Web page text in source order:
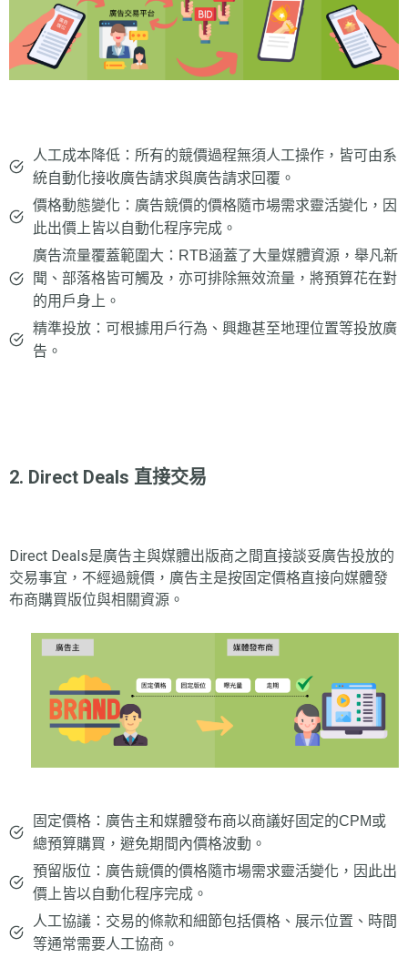
人工成本降低：所有的競價過程無須人工操作，皆可由系
統自動化接收廣告請求與廣告請求回覆。
價格動態變化：廣告競價的價格隨市場需求靈活變化，因
此出價上皆以自動化程序完成。
廣告流量覆蓋範圍大：RTB涵蓋了大量媒體資源，舉凡新
聞、部落格皆可觸及，亦可排除無效流量，將預算花在對
的用戶身上。
精準投放：可根據用戶行為、興趣甚至地理位置等投放廣
告。
2. Direct Deals 直接交易
Direct Deals是廣告主與媒體出版商之間直接談妥廣告投放的
交易事宜，不經過競價，廣告主是按固定價格直接向媒體發
布商購買版位與相關資源。
固定價格：廣告主和媒體發布商以商議好固定的CPM或
總預算購買，避免期間內價格波動。
預留版位：廣告競價的價格隨市場需求靈活變化，因此出
價上皆以自動化程序完成。
人工協議：交易的條款和細節包括價格、展示位置、時間
等通常需要人工協商。